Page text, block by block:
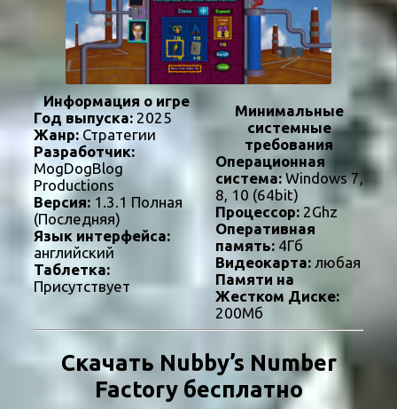
Информация о игре
Год выпуска: 2025
Жанр: Стратегии
Разработчик:
MogDogBlog
Productions
Версия: 1.3.1 Полная
(Последняя)
Язык интерфейса:
английский
Таблетка:
Присутствует
Минимальные
системные
требования
Операционная
система:Windows 7,
8, 10 (64bit)
Процессор:2Ghz
Оперативная
память:4Гб
Видеокарта:любая
Памяти на
Жестком Диске:
200Мб
Скачать Nubby’s Number
Factory бесплатно